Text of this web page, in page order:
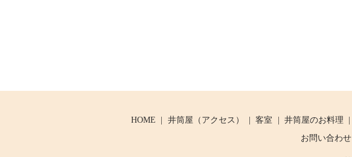
HOME 井筒屋（アクセス） 客室 井筒屋のお料理
お問い合わせ